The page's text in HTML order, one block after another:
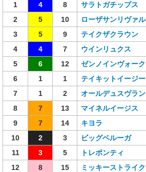
1 4 8 サラトガチップス
2
5 10 ローザサンリヴァル
3
5 9 テイクザクラウン
4
4 7 ウインリュクス
5
6 12 ゼンノインヴォーク
6
1 1 テイキットイージー
7
1 2 オールデュスヴラン
8
7 13 マイネルイージス
9
7 14 キヨラ
10
2 3 ビッグベルーガ
11
3 5 トレポンティ
12
8 15 ミッキーストライク